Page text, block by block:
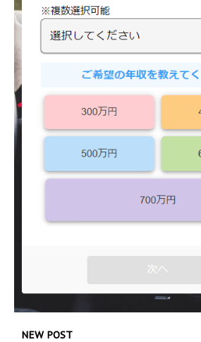
NEW POST